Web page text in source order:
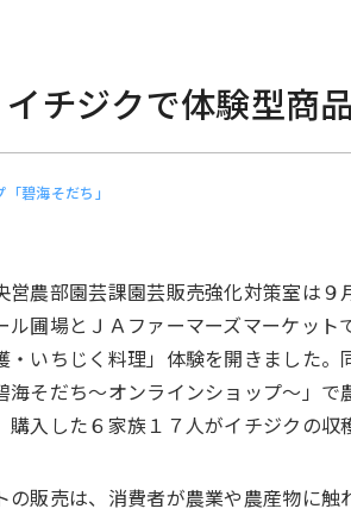
イチジクで体験型
碧海そだち」
営農部園芸課園芸販売強化対策室は
ル圃場とＪＡファーマーズマーケッ
・いちじく料理」体験を開きました。
海そだち～オンラインショップ～」で
購入した６家族１７人がイチジクの収
の販売は、消費者が農業や農産物に触